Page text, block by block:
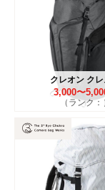
クレオン クレ
3,000〜
（ランク：